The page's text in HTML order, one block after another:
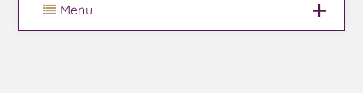
Menu